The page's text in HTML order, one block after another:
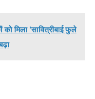
को मिला 'सावित्रीबाई फुले